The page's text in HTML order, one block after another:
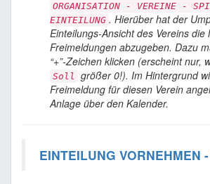
ORGANISATION - VEREINE -
EINTEILUNG . Hierüber hat der
Einteilungs-Ansicht des Vereins die
Freimeldungen abzugeben. Dazu
“+”-Zeichen klicken (erscheint nur,
Soll
größer 0!). Im Hintergrund
Freimeldung für diesen Verein
Anlage über den Kalender.
EINTEILUNG VORNEHMEN